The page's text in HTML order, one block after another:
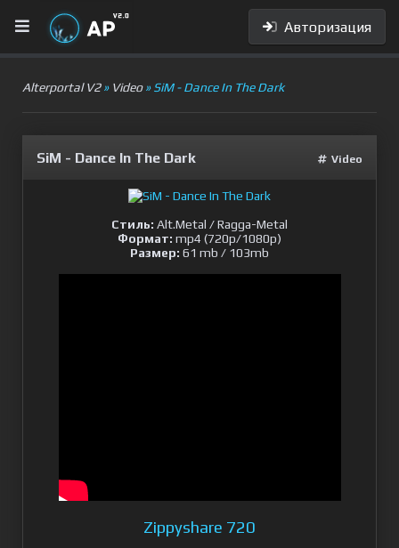
Авторизация
Alterportal V2» Video» SiM - Dance In The Dark
SiM - Dance In The Dark Video
Стиль: Alt.Metal / Ragga-Metal
Формат: mp4 (720p/1080p)
Размер: 61 mb / 103mb
Zippyshare 720